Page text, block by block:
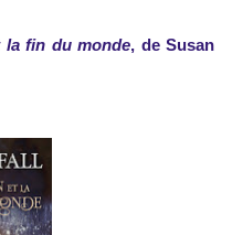
la fin du monde, de Susan